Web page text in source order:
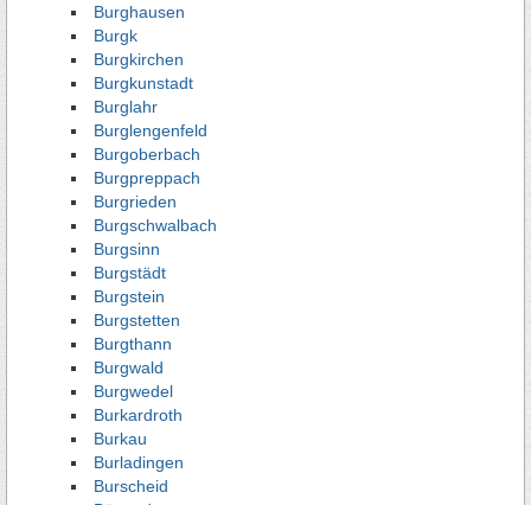
Burghausen
Burgk
Burgkirchen
Burgkunstadt
Burglahr
Burglengenfeld
Burgoberbach
Burgpreppach
Burgrieden
Burgschwalbach
Burgsinn
Burgstädt
Burgstein
Burgstetten
Burgthann
Burgwald
Burgwedel
Burkardroth
Burkau
Burladingen
Burscheid